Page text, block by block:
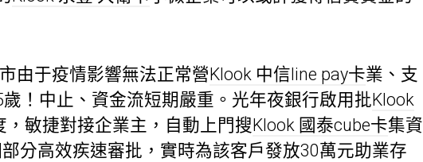
由于疫情影響無法正常營Klook 中信line pay卡業、支
！中止、資金流短期嚴重。光年夜銀行啟用批Klook
敏捷對接企業主，自動上門搜Klook 國泰cube卡集資
分高效疾速審批，實時為該客戶發放30萬元助業存